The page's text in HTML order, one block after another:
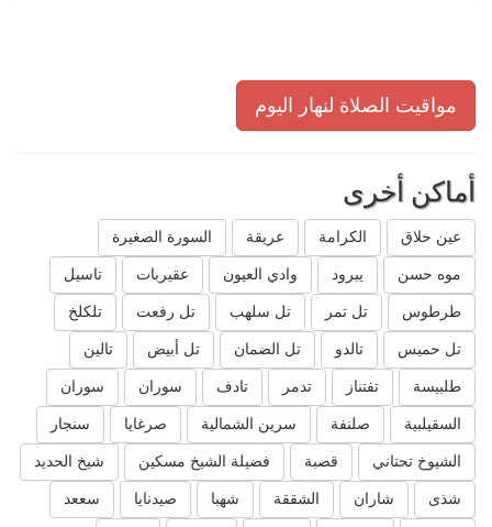
مواقيت الصلاة لنهار اليوم
أماكن أخرى
عين حلاق الكرامة عريقة السورة الصغيرة
موه حسن يبرود وادي العيون عقيربات تاسيل
طرطوس تل تمر تل سلهب تل رفعت تلكلخ
تل حميس تالدو تل الضمان تل أبيض تالين
طلبيسة تفتناز تدمر تادف سوران سوران
السقيلبية صلنفة سرين الشمالية صرغايا سنجار
الشيوخ تحتاني قصبة فضيلة الشيخ مسكين شيخ الحديد
شذى شاران الشققة شهبا صيدنايا سععد